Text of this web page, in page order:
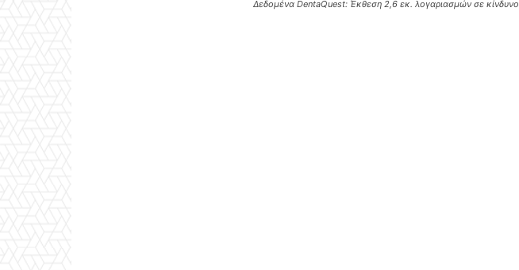
Δεδομένα DentaQuest: Έκθεση 2,6 εκ. λογαριασμών σε κίνδυνο